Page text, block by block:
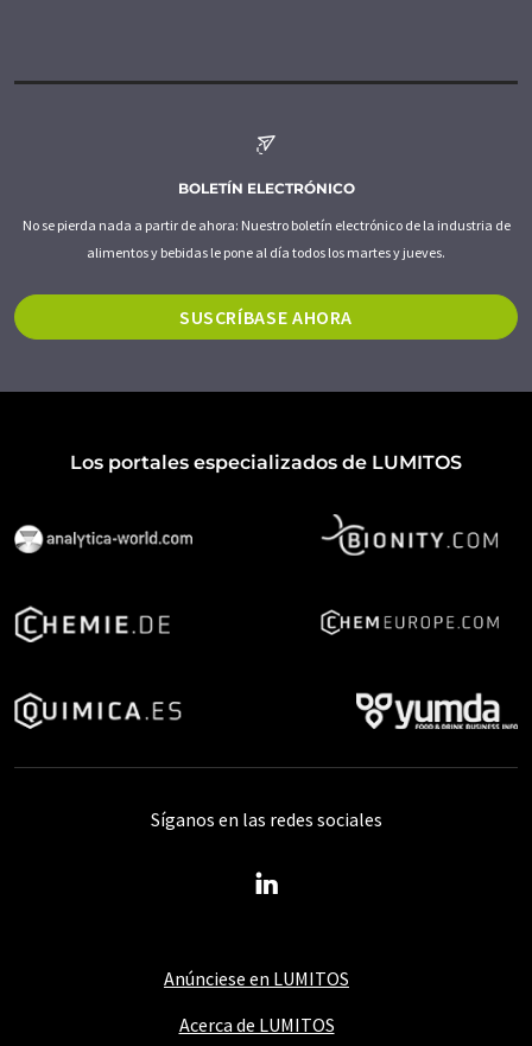
BOLETÍN ELECTRÓNICO
No se pierda nada a partir de ahora: Nuestro boletín electrónico de la industria de
alimentos y bebidas le pone al día todos los martes y jueves.
SUSCRÍBASE AHORA
Los portales especializados de LUMITOS
Anúnciese en LUMITOS
Acerca de LUMITOS
Síganos en las redes sociales